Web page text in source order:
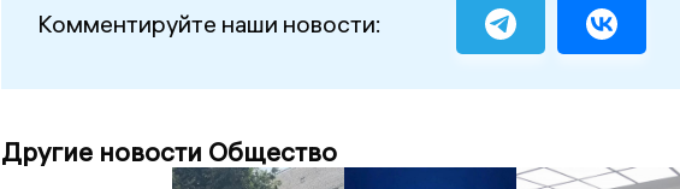
Комментируйте наши новости:
Другие новости Общество